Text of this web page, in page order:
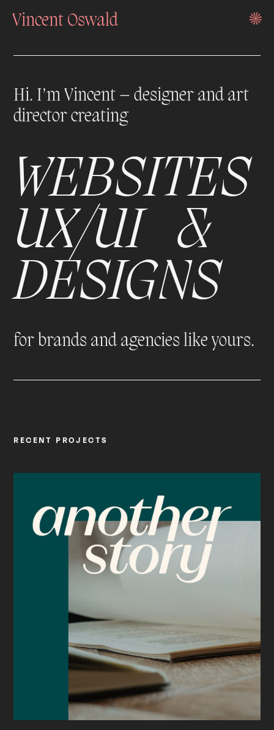
work
about
Vincent Oswald
Hi. I’m Vincent – designer and art
director creating
WEBSITES
UX/UI &
DESIGNS
for brands and agencies like yours.
RECENT PROJECTS